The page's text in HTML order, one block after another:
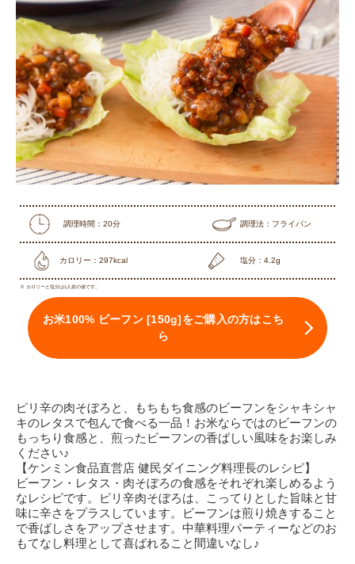
調理時間：20分 調理法：フライパン
カロリー：297kcal 塩分：4.2g
※ カロリーと塩分は1人前の値です。
お米100% ビーフン [150g]をご購入の方はこち
ら
ピリ辛の肉そぼろと、もちもち食感のビーフンをシャキシャ
キのレタスで包んで食べる一品！お米ならではのビーフンの
もっちり食感と、煎ったビーフンの香ばしい風味をお楽しみ
ください♪
【ケンミン食品直営店 健民ダイニング料理長のレシピ】
ビーフン・レタス・肉そぼろの食感をそれぞれ楽しめるよう
なレシピです。ピリ辛肉そぼろは、こってりとした旨味と甘
味に辛さをプラスしています。ビーフンは煎り焼きすること
で香ばしさをアップさせます。中華料理パーティーなどのお
もてなし料理として喜ばれること間違いなし♪